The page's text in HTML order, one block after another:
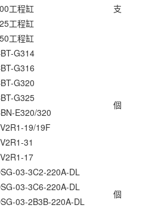
支
工程缸
工程缸
工程缸
G314
個
G316
G320
G325
E320/320
19/19F
31
17
03-3C2-220A-DL
個
03-3C6-220A-DL
03-2B3B-220A-DL